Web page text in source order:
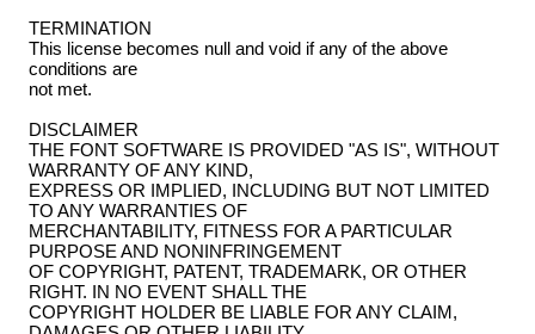
TERMINATION
This license becomes null and void if any of the above
conditions are
not met.
DISCLAIMER
THE FONT SOFTWARE IS PROVIDED "AS IS", WITHOUT
WARRANTY OF ANY KIND,
EXPRESS OR IMPLIED, INCLUDING BUT NOT LIMITED
TO ANY WARRANTIES OF
MERCHANTABILITY, FITNESS FOR A PARTICULAR
PURPOSE AND NONINFRINGEMENT
OF COPYRIGHT, PATENT, TRADEMARK, OR OTHER
RIGHT. IN NO EVENT SHALL THE
COPYRIGHT HOLDER BE LIABLE FOR ANY CLAIM,